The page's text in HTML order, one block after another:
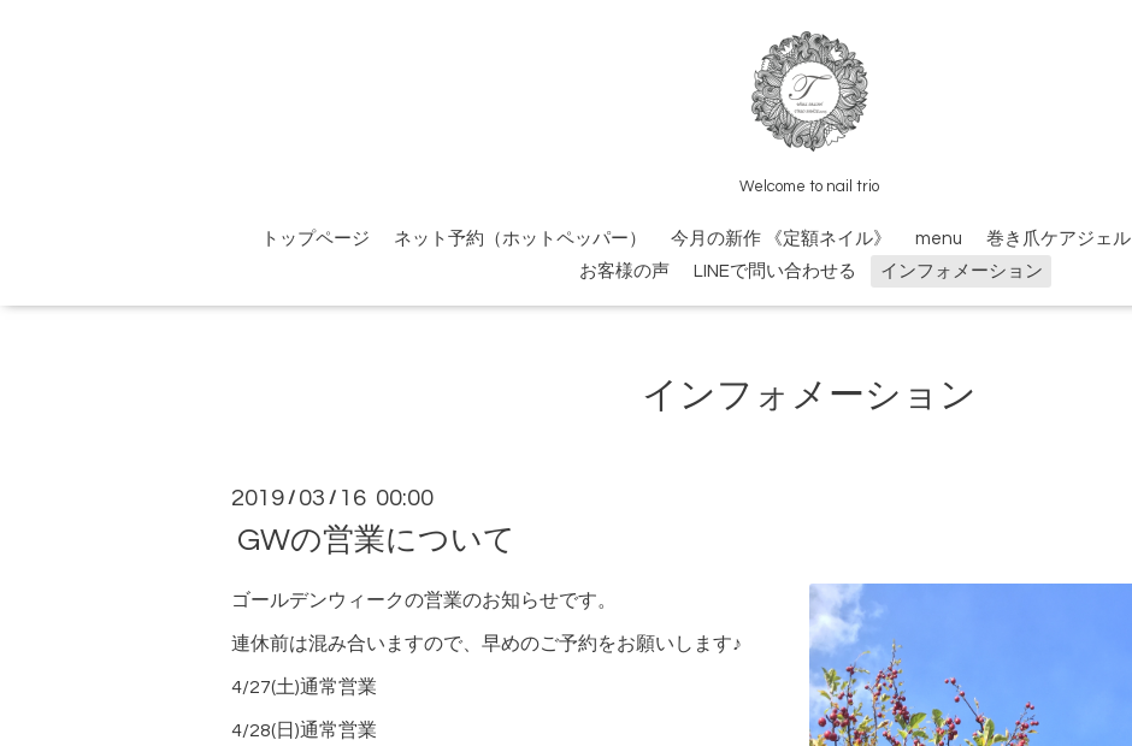
Welcome to nail trio
トップページ ネット予約（ホットペッパー） 今月の新作 《定額ネイル》 menu 巻き爪ケアジェル
お客様の声
LINEで問い合わせる インフォメーション
インフォメーション
2019 / 03 / 16 00:00
GWの営業について
ゴールデンウィークの営業のお知らせです。
連休前は混み合いますので、早めのご予約をお願いします♪
4/27(土)通常営業
4/28(日)通常営業